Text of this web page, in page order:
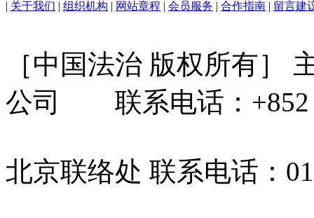
| 关于我们 | 组织机构 | 网站章程 | 会员服务 | 合作指南 | 留言建
［中国法治 版权所有］
公司 联系电话：+852
北京联络处 联系电话：